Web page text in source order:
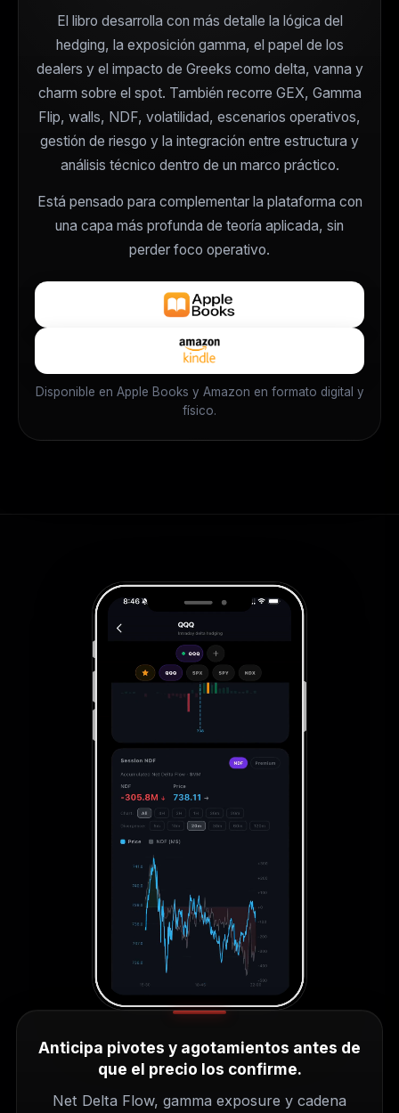
El libro desarrolla con más detalle la lógica del
hedging, la exposición gamma, el papel de los
dealers y el impacto de Greeks como delta, vanna y
charm sobre el spot. También recorre GEX, Gamma
Flip, walls, NDF, volatilidad, escenarios operativos,
gestión de riesgo y la integración entre estructura y
análisis técnico dentro de un marco práctico.
Está pensado para complementar la plataforma con
una capa más profunda de teoría aplicada, sin
perder foco operativo.
Disponible en Apple Books y Amazon en formato digital y
físico.
Anticipa pivotes y agotamientos antes de
que el precio los confirme.
Net Delta Flow, gamma exposure y cadena